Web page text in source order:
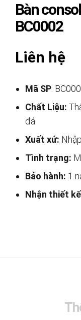
Bàn
BC0002
Liên hệ
Mã SP:
Chất Liệu:
đá
Xuất xứ:
Tình trạng:
Bảo hành: 1
Nhận thiết